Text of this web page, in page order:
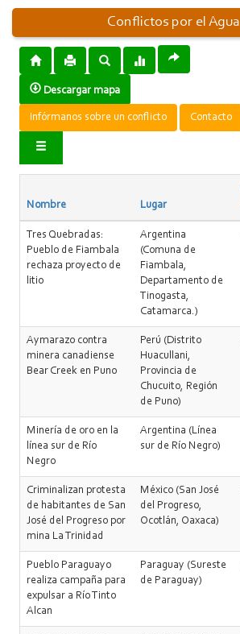
Conflictos por el Agua
Descargar mapa
Infórmanos sobre un conflicto Contacto
Nombre Lugar
Tres Quebradas:
Pueblo de Fiambala
rechaza proyecto de
litio
Argentina
(Comuna de
Fiambala,
Departamento de
Tinogasta,
Catamarca.)
Aymarazo contra
minera canadiense
Bear Creek en Puno
Perú (Distrito
Huacullani,
Provincia de
Chucuito, Región
de Puno)
Minería de oro en la
línea sur de Río
Negro
Argentina (Línea
sur de Río Negro)
Criminalizan protesta
de habitantes de San
José del Progreso por
mina La Trinidad
México (San José
del Progreso,
Ocotlán, Oaxaca)
Pueblo Paraguayo
realiza campaña para
expulsar a Río Tinto
Alcan
Paraguay (Sureste
de Paraguay)